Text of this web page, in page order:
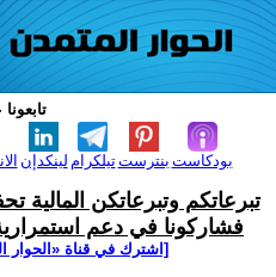
لينكدإن تيلكرامبنترست بودكاست
تبرعاتكم وتبرعاتكن المالية
فشاركونا في دعم
[اشترك في قناة ‫«الحوار